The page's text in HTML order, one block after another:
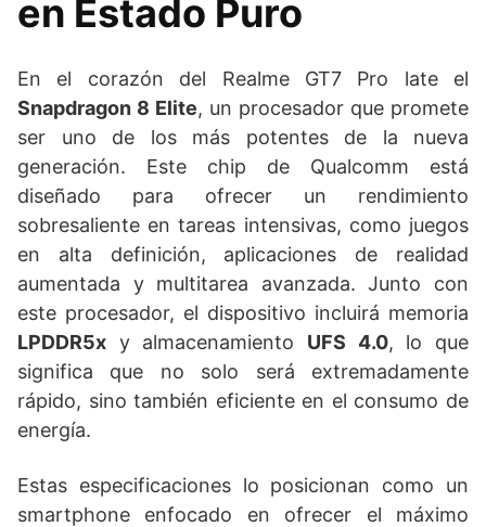
en Estado Puro
En el corazón del Realme GT7 Pro late el
Snapdragon 8 Elite, un procesador que promete
ser uno de los más potentes de la nueva
generación. Este chip de Qualcomm está
diseñado para ofrecer un rendimiento
sobresaliente en tareas intensivas, como juegos
en alta definición, aplicaciones de realidad
aumentada y multitarea avanzada. Junto con
este procesador, el dispositivo incluirá memoria
LPDDR5x y almacenamiento UFS 4.0, lo que
significa que no solo será extremadamente
rápido, sino también eficiente en el consumo de
energía.
Estas especificaciones lo posicionan como un
smartphone enfocado en ofrecer el máximo